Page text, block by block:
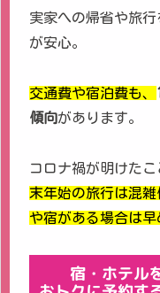
実家への帰省や旅
が安心。
交通費や宿泊費も、
傾向があります。
コロナ禍が明けた
末年始の旅行は混
や宿がある場合は早